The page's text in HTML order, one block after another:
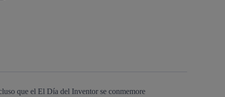
que el El Día del Inventor se conmemore